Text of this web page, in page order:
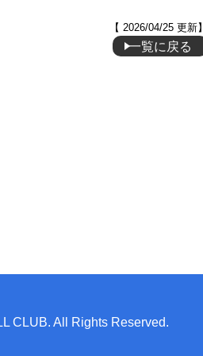
【 2026/04/25 更新】
一覧に戻る
CLUB. All Rights Reserved.